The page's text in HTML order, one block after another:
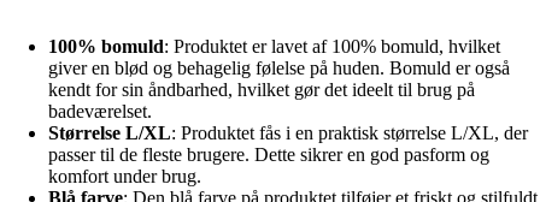
100% bomuld: Produktet er lavet af 100% bomuld, hvilket
giver en blød og behagelig følelse på huden. Bomuld er også
kendt for sin åndbarhed, hvilket gør det ideelt til brug på
badeværelset.
Størrelse L/XL: Produktet fås i en praktisk størrelse L/XL, der
passer til de fleste brugere. Dette sikrer en god pasform og
komfort under brug.